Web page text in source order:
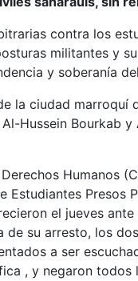
contra los
militantes y
y soberanía
la ciudad marroquí
Hussein Bourkab
Humanos
Estudiantes Presos
el jueves ante
su arresto, los
a ser
, y negaron